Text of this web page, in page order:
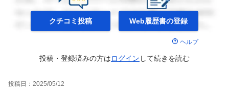
クチコミ投稿 Web履歴書の登録
ヘルプ
投稿・登録済みの方はログイン して続きを読む
投稿日： 2025/05/12